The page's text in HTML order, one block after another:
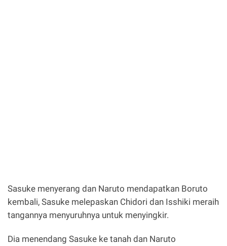
Sasuke menyerang dan Naruto mendapatkan Boruto
kembali, Sasuke melepaskan Chidori dan Isshiki meraih
tangannya menyuruhnya untuk menyingkir.
Dia menendang Sasuke ke tanah dan Naruto